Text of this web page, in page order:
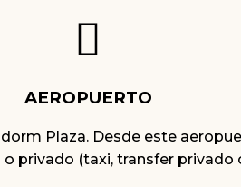
AEROPUERTO
Plaza. Desde este
privado (taxi, transfer privado